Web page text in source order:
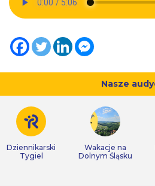
Nasze
Dziennikarski
Tygiel
Wakacje na
Dolnym Śląsku